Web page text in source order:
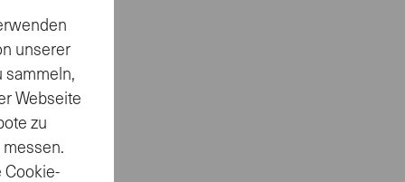
unserer
sammeln,
Webseite
zu
Cookie-